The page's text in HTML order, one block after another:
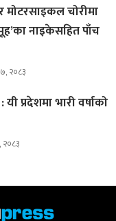
मोटरसाइकल चोरीमा
नाइकेसहित पाँच
२०८३
प्रदेशमा भारी वर्षाको
२०८३